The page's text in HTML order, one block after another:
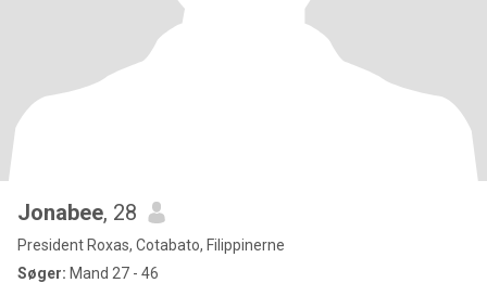
Jonabee, 28
President Roxas, Cotabato, Filippinerne
Søger: Mand 27 - 46